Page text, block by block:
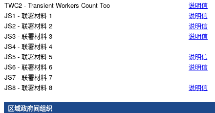
TWC2 - Transient Workers Count Too
说明信
JS1 - 联署材料 1
说明信
JS2 - 联署材料 2
说明信
JS3 - 联署材料 3
说明信
JS4 - 联署材料 4
JS5 - 联署材料 5
说明信
JS6 - 联署材料 6
说明信
JS7 - 联署材料 7
JS8 - 联署材料 8
说明信
区域政府间组织